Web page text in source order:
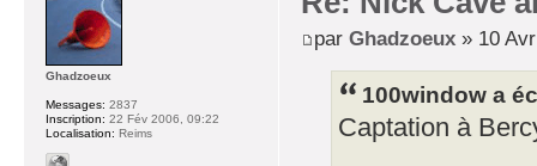
par Ghadzoeux» 10
100window a
Captation à
Ghadzoeux
Messages: 2837
Inscription: 22 Fév 2006, 09:22
Localisation: Reims